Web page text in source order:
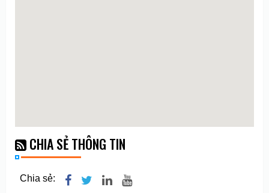
CHIA SẺ THÔNG TIN
Chia sẻ: